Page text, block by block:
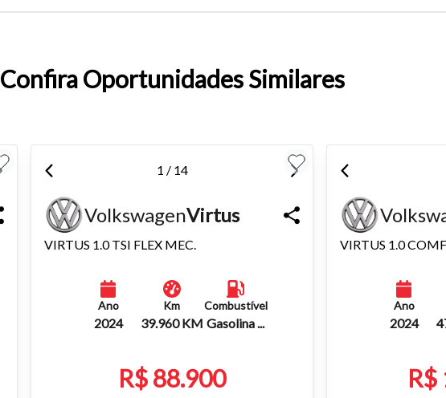
Confira Oportunidades Similares
1 / 14
VolkswagenVirtus
VIRTUS 1.0 TSI FLEX MEC.
Ano
2024
Km
39.960 KM
Combustível
Gasolina ...
R$ 88.900
VIRTUS 1.0
Ano
2024
R$